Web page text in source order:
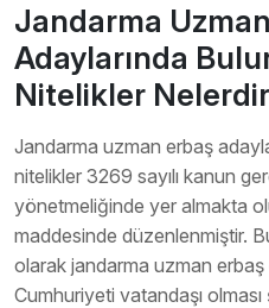
Jandarma
Adaylarında
Nitelikler
Jandarma uzman erbaş
nitelikler 3269 sayılı kanun
yönetmeliğinde yer almakta
maddesinde düzenlenmiştir.
olarak jandarma uzman
Cumhuriyeti vatandaşı